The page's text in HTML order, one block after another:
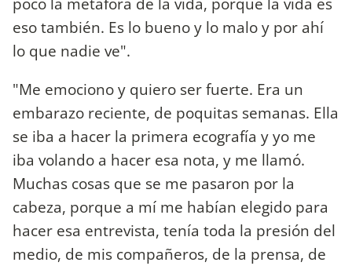
eso también. Es lo bueno y lo malo y por ahí
lo que nadie ve".
"Me emociono y quiero ser fuerte. Era un
embarazo reciente, de poquitas semanas. Ella
se iba a hacer la primera ecografía y yo me
iba volando a hacer esa nota, y me llamó.
Muchas cosas que se me pasaron por la
cabeza, porque a mí me habían elegido para
hacer esa entrevista, tenía toda la presión del
medio, de mis compañeros, de la prensa, de